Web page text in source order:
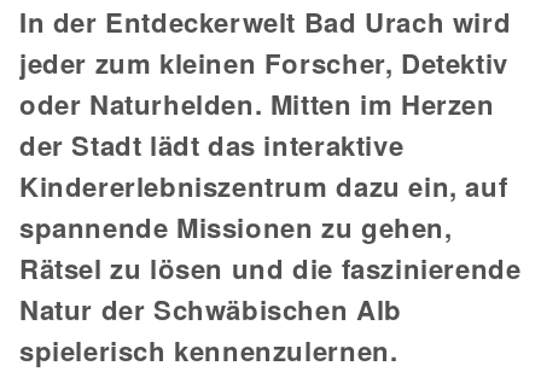
In der Entdeckerwelt Bad Urach wird
jeder zum kleinen Forscher, Detektiv
oder Naturhelden. Mitten im Herzen
der Stadt lädt das interaktive
Kindererlebniszentrum dazu ein, auf
spannende Missionen zu gehen,
Rätsel zu lösen und die faszinierende
Natur der Schwäbischen Alb
spielerisch kennenzulernen.